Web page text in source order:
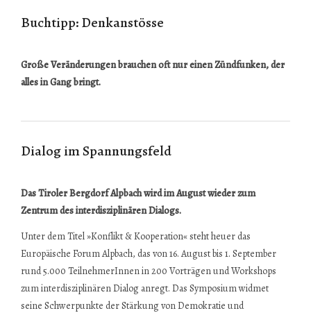
Buchtipp: Denkanstösse
Große Veränderungen brauchen oft nur einen Zündfunken, der
alles in Gang bringt.
Dialog im Spannungsfeld
Das Tiroler Bergdorf Alpbach wird im August wieder zum
Zentrum des interdisziplinären Dialogs.
Unter dem Titel »Konflikt & Kooperation« steht heuer das
Europäische Forum Alpbach, das von 16. August bis 1. September
rund 5.000 TeilnehmerInnen in 200 Vorträgen und Workshops
zum interdisziplinären Dialog anregt. Das Symposium widmet
seine Schwerpunkte der Stärkung von Demokratie und